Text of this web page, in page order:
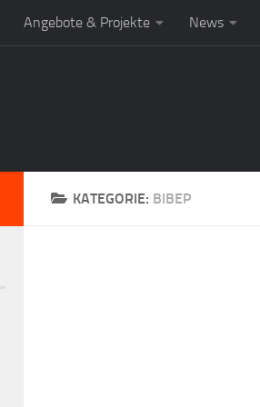
Angebote & Projekte News
KATEGORIE: BIBEP